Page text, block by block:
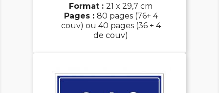
Format : 21 x 29,7 cm
Pages : 80 pages (76+ 4
couv) ou 40 pages (36 + 4
de couv)